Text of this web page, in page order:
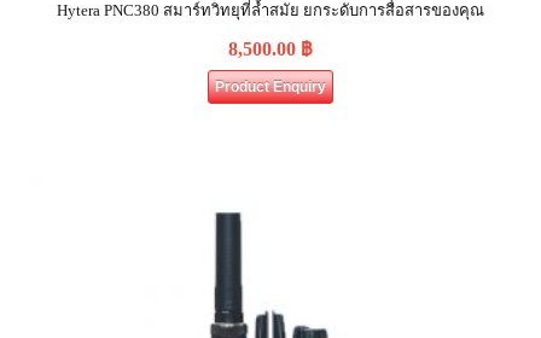
Hytera PNC380 สมาร์ทวิทยุที่ล้ำสมัย ยกระดับการสื่อสารของคุณ
8,500.00 ฿
Product Enquiry